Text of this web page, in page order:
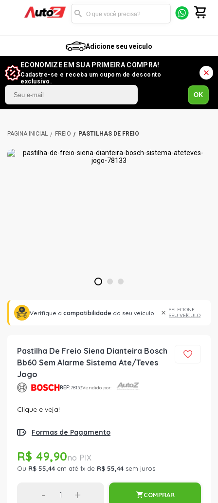
Adicione seu veículo
ECONOMIZE EM SUA PRIMEIRA COMPRA!
Cadastre-se e receba um cupom de desconto
exclusivo.
OK
FREIO PASTILHAS DE FREIO
1 2 3
Verifique a compatibilidade do seu veículo
SELECIONE
SEU VEÍCULO
Pastilha De Freio Siena Dianteira Bosch
Bb60 Sem Alarme Sistema Ate/Teves
Jogo
REF:78133Vendido por:
Clique e veja!
Formas de Pagamento
R$ 49,90
Ou R$ 55,44 em até 1x de R$ 55,44 sem juros
- + COMPRAR